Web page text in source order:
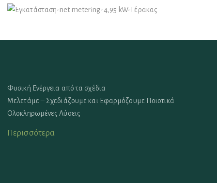
Φυσική Ενέργεια από τα σχέδια
Μελετάμε – Σχεδιάζουμε και Εφαρμόζουμε Ποιοτικά
Ολοκληρωμένες Λύσεις
Περισσότερα